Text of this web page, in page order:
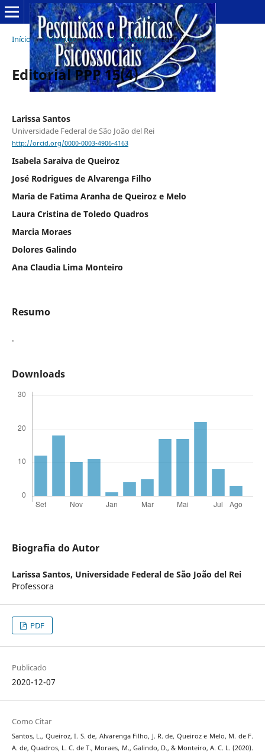
Início / Arquivos / v. 15 n. 4 (2020) / Editorial
Editorial PPP 15(4)
Larissa Santos
Universidade Federal de São João del Rei
http://orcid.org/0000-0003-4906-4163
Isabela Saraiva de Queiroz
José Rodrigues de Alvarenga Filho
Maria de Fatima Aranha de Queiroz e Melo
Laura Cristina de Toledo Quadros
Marcia Moraes
Dolores Galindo
Ana Claudia Lima Monteiro
Resumo
.
Downloads
Biografia do Autor
Larissa Santos, Universidade Federal de São João del Rei
Professora
PDF
Publicado
2020-12-07
Como Citar
Santos, L., Queiroz, I. S. de, Alvarenga Filho, J. R. de, Queiroz e Melo, M. de F.
A. de, Quadros, L. C. de T., Moraes, M., Galindo, D., & Monteiro, A. C. L. (2020).